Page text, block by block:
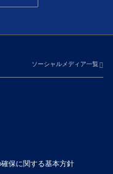
ソーシャルメディア一覧
保に関する基本方針